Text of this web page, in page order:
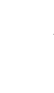
2026..